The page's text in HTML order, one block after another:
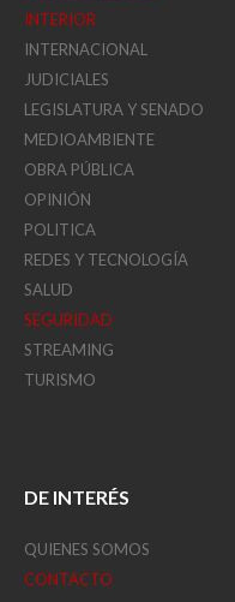
INTERIOR
INTERNACIONAL
JUDICIALES
LEGISLATURA Y SENADO
MEDIOAMBIENTE
OBRA PÚBLICA
OPINIÓN
POLITICA
REDES Y TECNOLOGÍA
SALUD
SEGURIDAD
STREAMING
TURISMO
DE INTERÉS
QUIENES SOMOS
CONTACTO